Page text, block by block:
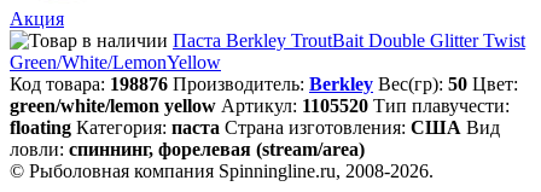
Акция
Паста Berkley TroutBait Double Glitter Twist
Green/White/LemonYellow
Код товара: 198876 Производитель: Berkley Вес(гр): 50 Цвет:
green/white/lemon yellow Артикул: 1105520 Тип плавучести:
floating Категория: паста Страна изготовления: США Вид
ловли: спиннинг, форелевая (stream/area)
© Рыболовная компания Spinningline.ru, 2008-2026.